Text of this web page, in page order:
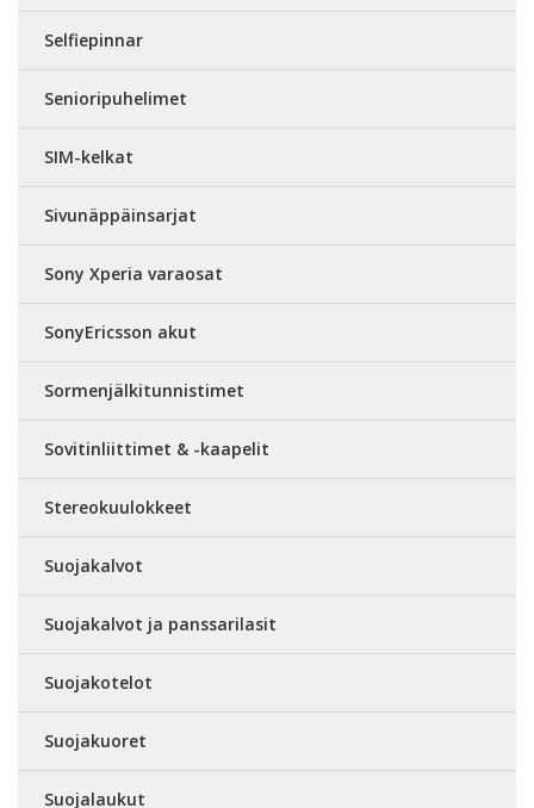
Selfiepinnar
Senioripuhelimet
SIM-kelkat
Sivunäppäinsarjat
Sony Xperia varaosat
SonyEricsson akut
Sormenjälkitunnistimet
Sovitinliittimet & -kaapelit
Stereokuulokkeet
Suojakalvot
Suojakalvot ja panssarilasit
Suojakotelot
Suojakuoret
Suojalaukut